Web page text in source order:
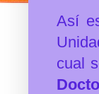
Así
cual